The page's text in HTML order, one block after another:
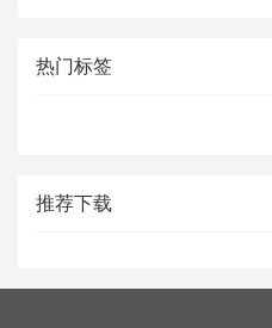
热门标签
推荐下载